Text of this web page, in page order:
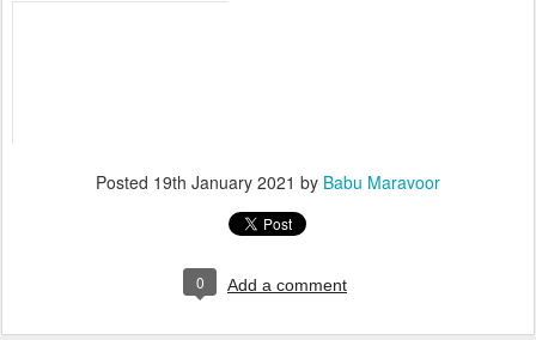
Posted 19th January 2021 by Babu Maravoor
0 Add a comment